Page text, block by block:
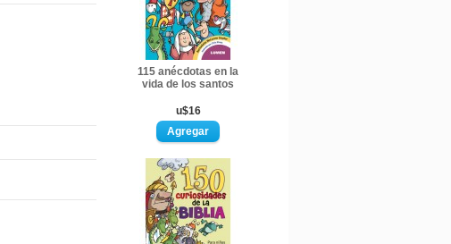
115 anécdotas en la
vida de los santos
u$16